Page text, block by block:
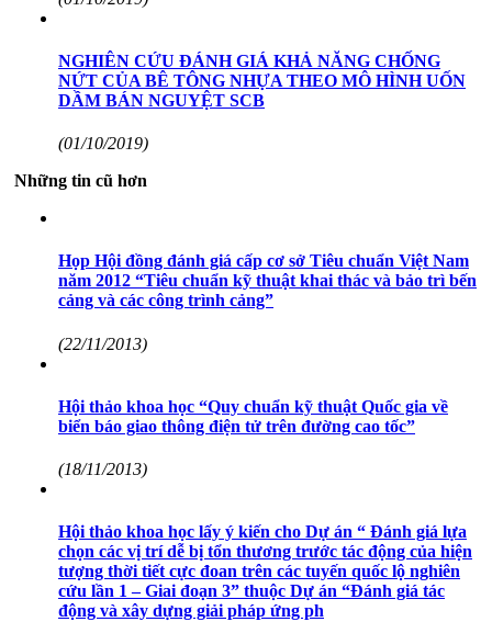
NGHIÊN CỨU ĐÁNH GIÁ KHẢ NĂNG CHỐNG
NỨT CỦA BÊ TÔNG NHỰA THEO MÔ HÌNH UỐN
DẦM BÁN NGUYỆT SCB
(01/10/2019)
Những tin cũ hơn
Họp Hội đồng đánh giá cấp cơ sở Tiêu chuẩn Việt Nam
năm 2012 “Tiêu chuẩn kỹ thuật khai thác và bảo trì bến
cảng và các công trình cảng”
(22/11/2013)
Hội thảo khoa học “Quy chuẩn kỹ thuật Quốc gia về
biển báo giao thông điện tử trên đường cao tốc”
(18/11/2013)
Hội thảo khoa học lấy ý kiến cho Dự án “ Đánh giá lựa
chọn các vị trí dễ bị tổn thương trước tác động của hiện
tượng thời tiết cực đoan trên các tuyến quốc lộ nghiên
cứu lần 1 – Giai đoạn 3” thuộc Dự án “Đánh giá tác
động và xây dựng giải pháp ứng ph